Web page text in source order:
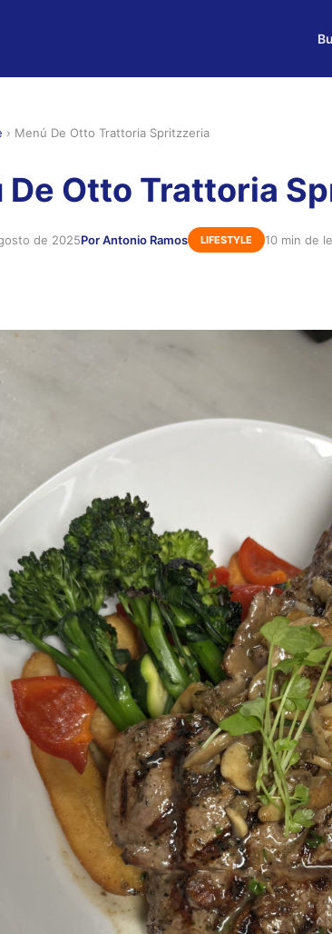
› Menú De Otto Trattoria Spritzzeria
De Otto Trattoria
de 2025Por Antonio Ramos LIFESTYLE 10 min de